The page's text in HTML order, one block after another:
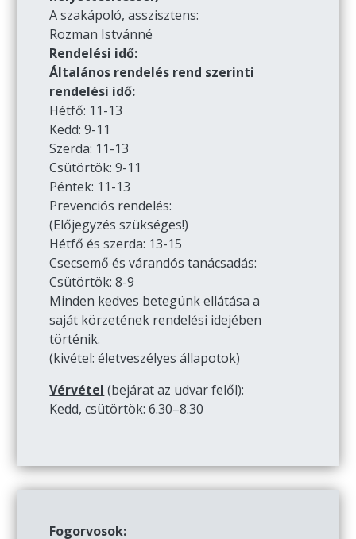
A szakápoló, asszisztens:
Rozman Istvánné
Rendelési idő:
Általános rendelés rend szerinti
rendelési idő:
Hétfő: 11-13
Kedd: 9-11
Szerda: 11-13
Csütörtök: 9-11
Péntek: 11-13
Prevenciós rendelés:
(Előjegyzés szükséges!)
Hétfő és szerda: 13-15
Csecsemő és várandós tanácsadás:
Csütörtök: 8-9
Minden kedves betegünk ellátása a
saját körzetének rendelési idejében
történik.
(kivétel: életveszélyes állapotok)
Vérvétel (bejárat az udvar felől):
Kedd, csütörtök: 6.30–8.30
Fogorvosok: